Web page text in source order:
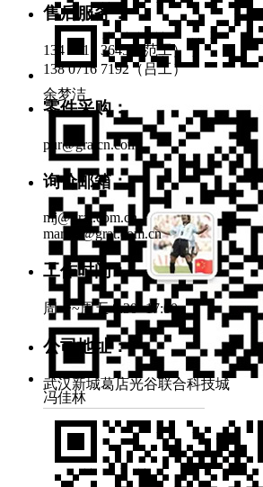
售后服务：
134 0715 3645（范工）
138 0716 7192（吕工）
零件采购：
pur@gratcn.com
询价邮箱：
mj@grat.com.cn
market@grat.com.cn
工作时间：
周一~周五 8:30~17:00
公司地址：
武汉新城葛店光谷联合科技城
余梦洁
冯佳林